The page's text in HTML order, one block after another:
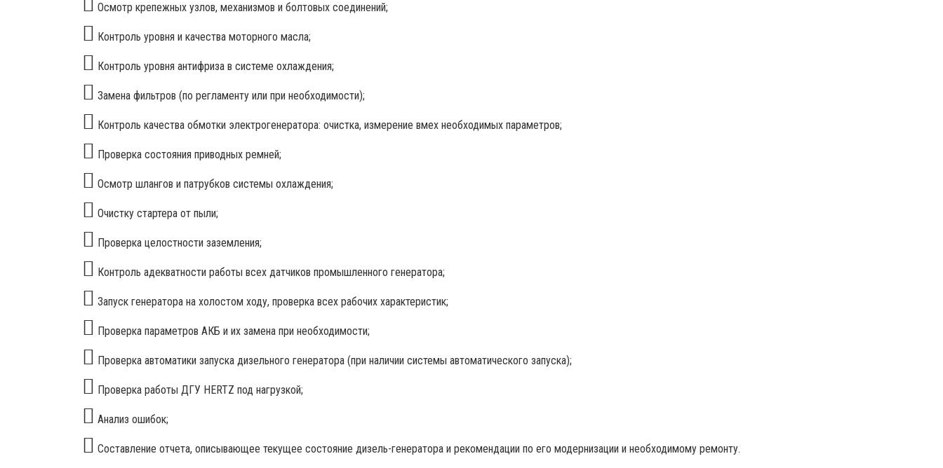
Осмотр крепежных узлов, механизмов и болтовых соединений;
Контроль уровня и качества моторного масла;
Контроль уровня антифриза в системе охлаждения;
Замена фильтров (по регламенту или при необходимости);
Контроль качества обмотки электрогенератора: очистка, измерение вмех необходимых параметров;
Проверка состояния приводных ремней;
Осмотр шлангов и патрубков системы охлаждения;
Очистку стартера от пыли;
Проверка целостности заземления;
Контроль адекватности работы всех датчиков промышленного генератора;
Запуск генератора на холостом ходу, проверка всех рабочих характеристик;
Проверка параметров АКБ и их замена при необходимости;
Проверка автоматики запуска дизельного генератора (при наличии системы автоматического запуска);
Проверка работы ДГУ HERTZ под нагрузкой;
Анализ ошибок;
Составление отчета, описывающее текущее состояние дизель-генератора и рекомендации по его модернизации и необходимому ремонту.